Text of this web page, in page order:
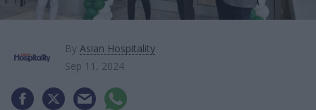
By Asian Hospitality
Sep 11, 2024